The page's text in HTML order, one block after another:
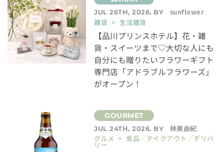
JUL 26TH, 2026. BY
sunflower
雑貨 > 生活雑貨
【品川プリンスホテル】花・雑
貨・スイーツまで♡大切な人にも
自分にも贈りたいフラワーギフト
専門店「アドラブルフラワーズ」
がオープン！
JUL 24TH, 2026. BY
林美由紀
グルメ > 食品／テイクアウト／デリバ
リー